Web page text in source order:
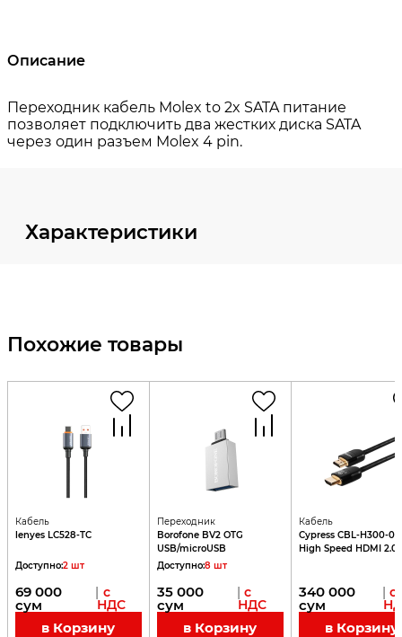
Описание
Характеристики
Похожие товары
Кабель
lenyes LC528-TC
Доступно:2 шт
69 000
сум
| с
НДС
в Корзину
Переходник
Borofone BV2 OTG
USB/microUSB
Доступно:8 шт
35 000
сум
| с
НДС
в Корзину
Кабель
Cypress CBL-H300-
High Speed HDMI 2.0
340 000
сум
| с
в Корзину